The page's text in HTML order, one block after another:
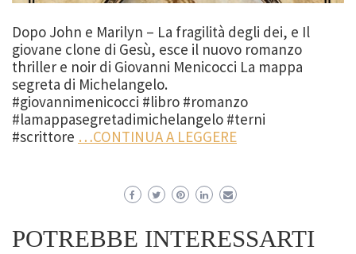
Dopo John e Marilyn – La fragilità degli dei, e Il
giovane clone di Gesù, esce il nuovo romanzo
thriller e noir di Giovanni Menicocci La mappa
segreta di Michelangelo.
#giovannimenicocci #libro #romanzo
#lamappasegretadimichelangelo #terni
#scrittore …CONTINUA A LEGGERE
POTREBBE INTERESSARTI